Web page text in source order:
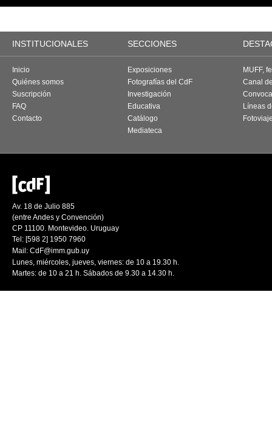
INSTITUCIONALES SECCIONES
Inicio
Quiénes somos
Suscripción
FAQ
Contacto
Exposiciones
Fotografías del CdF
Investigación
Educativa
Catálogo
Mediateca
MUFF,
Canal
Líneas
Av. 18 de Julio 885
(entre Andes y Convención)
CP 11100. Montevideo. Uruguay
Tel: [598 2] 1950 7960
Mail: CdF@imm.gub.uy
Lunes, miércoles, jueves, viernes: de 10 a 19.30 h.
Martes: de 10 a 21 h. Sábados de 9.30 a 14.30 h.